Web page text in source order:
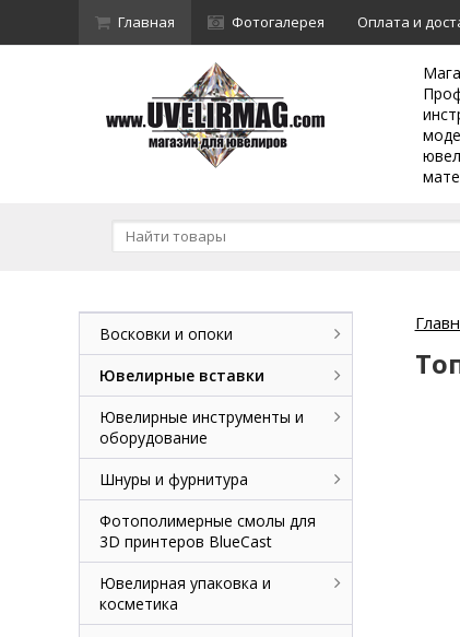
Главная Фотогалерея Оплата и
Восковки и опоки
Ювелирные вставки
Ювелирные инструменты и
оборудование
Шнуры и фурнитура
Фотополимерные смолы для
3D принтеров BlueCast
Ювелирная упаковка и
косметика